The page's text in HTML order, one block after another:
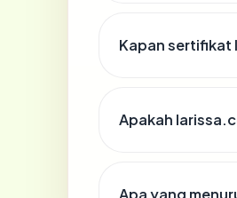
Kapan sertifikat
Apakah
Apa yang